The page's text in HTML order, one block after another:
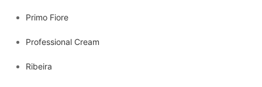
Primo Fiore
Professional Cream
Ribeira